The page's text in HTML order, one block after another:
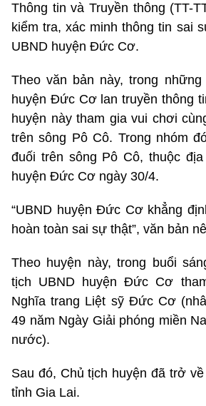
Thông tin và Truyền thông (TT-
kiểm tra, xác minh thông tin sai
UBND huyện Đức Cơ.
Theo văn bản này, trong
huyện Đức Cơ lan truyền thông
huyện này tham gia vui chơi
trên sông Pô Cô. Trong nhóm
đuối trên sông Pô Cô, thuộc
huyện Đức Cơ ngày 30/4.
“UBND huyện Đức Cơ khẳng
hoàn toàn sai sự thật”, văn bản
Theo huyện này, trong buổi
tịch UBND huyện Đức Cơ
Nghĩa trang Liệt sỹ Đức Cơ
49 năm Ngày Giải phóng miền
nước).
Sau đó, Chủ tịch huyện đã trở
tỉnh Gia Lai.